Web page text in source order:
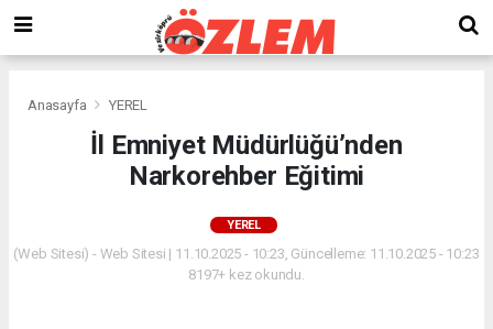
Anasayfa YEREL
İl Emniyet Müdürlüğü’nden
Narkorehber Eğitimi
YEREL
(Web Sitesi) - Web Sitesi | 11.10.2025 - 10:23, Güncelleme: 11.10.2025 - 10:23
8197+ kez okundu.